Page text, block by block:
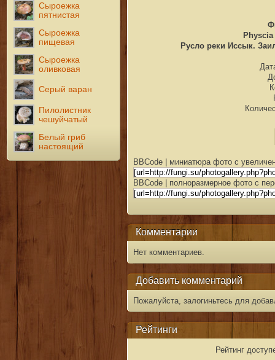
Сыроежка
пятнистая
Сыроежка
пищевая
Сыроежка
оливковая
Серый варан
Пилолистник
чешуйчатый
Белый гриб
настоящий
Русло реки Иссык.
BBCode | миниатюра фото с
BBCode | полноразмерное фото с
Комментарии
Нет комментариев.
Добавить комментарий
Пожалуйста, залогиньтесь для
Рейтинги
Рейтинг